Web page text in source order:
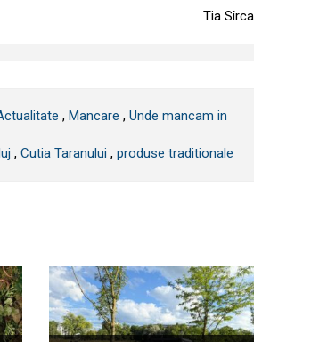
Tia Sîrca
, Mancare , Unde mancam in
, Cutia Taranului , produse traditionale